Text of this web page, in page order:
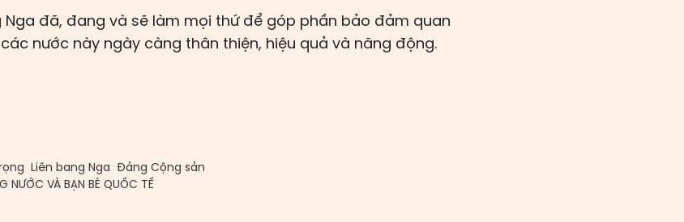
Nga đã, đang và sẽ làm mọi thứ để góp phần bảo đảm quan
nước này ngày càng thân thiện, hiệu quả và năng động.
Liên bang Nga Đảng Cộng sản
NƯỚC VÀ BẠN BÈ QUỐC TẾ